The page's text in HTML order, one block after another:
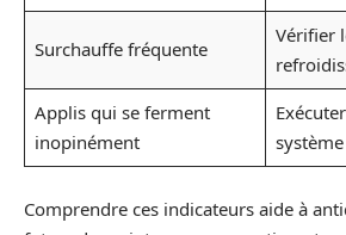
Surchauffe fréquente
Vérifier
Applis qui se ferment
inopinément
système
Comprendre ces indicateurs aide à